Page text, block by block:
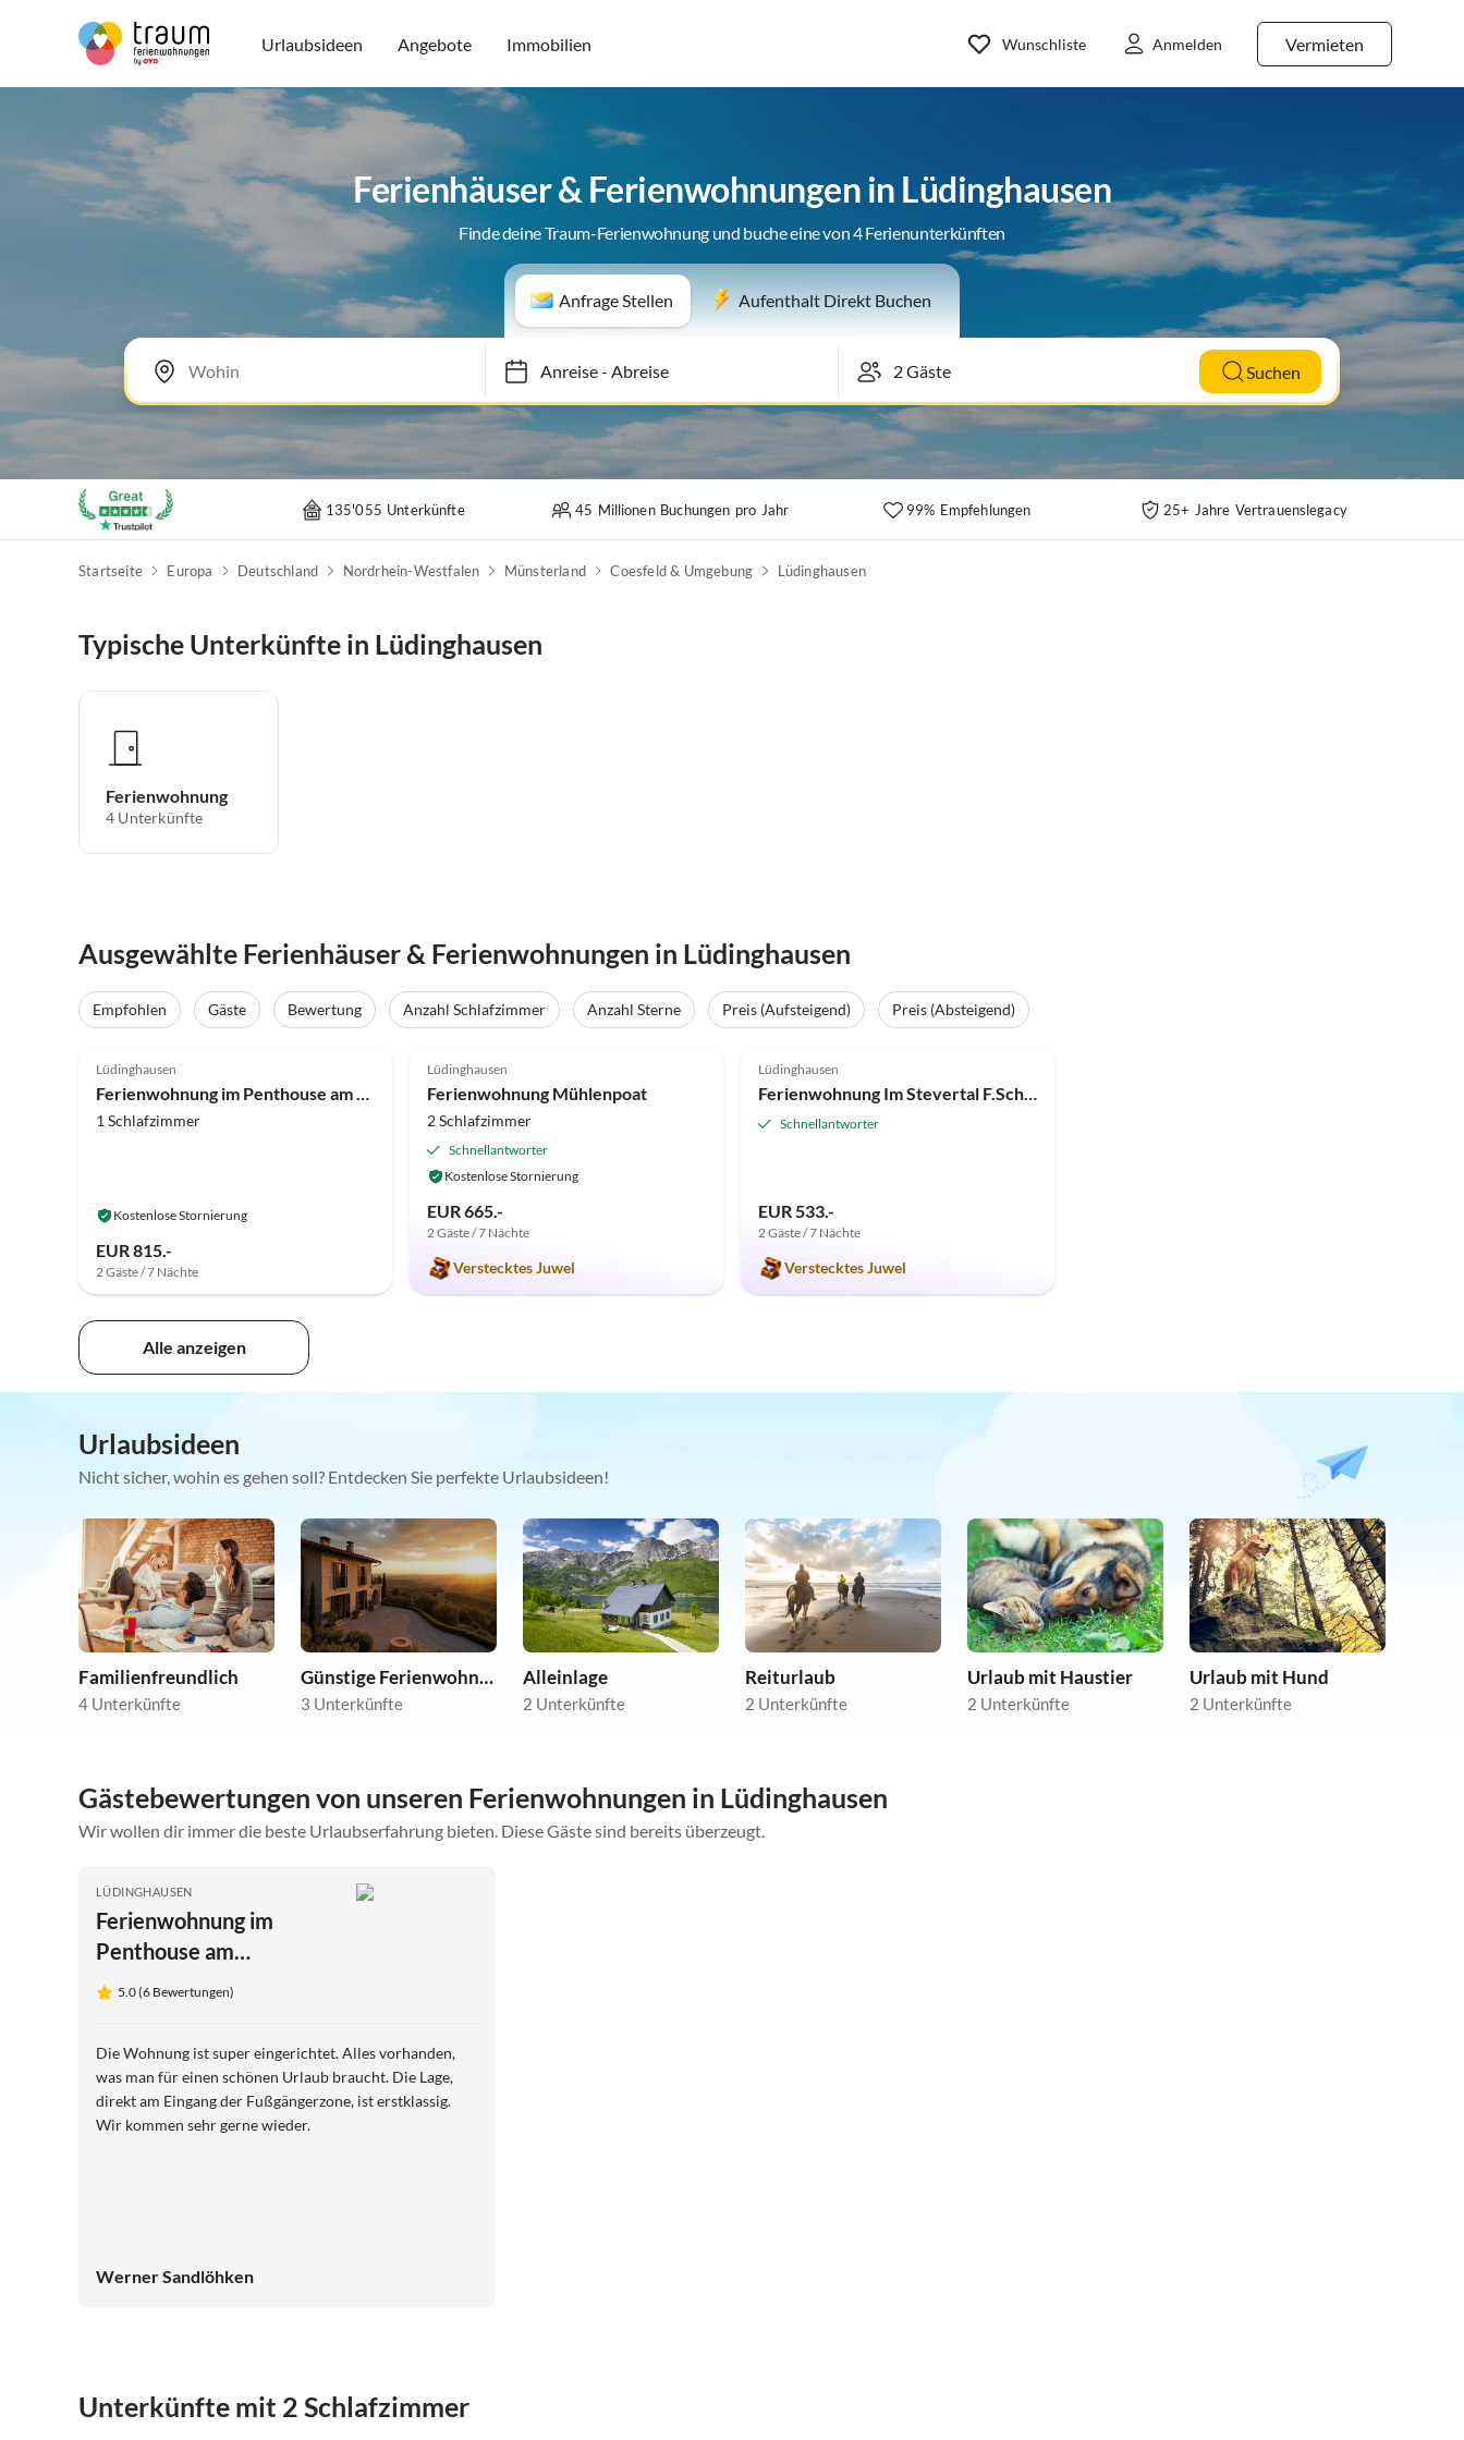
Urlaubsideen Angebote Immobilien Vermieten
Wunschliste Anmelden
Ferienhäuser & Ferienwohnungen in Lüdinghausen
Finde deine Traum-Ferienwohnung und buche eine von 4 Ferienunterkünften
Anfrage Stellen Aufenthalt Direkt Buchen
Anreise-Abreise Suchen
135'055 Unterkünfte 45 Millionen Buchungen pro Jahr 99% Empfehlungen 25+ Jahre Vertrauenslegacy
Startseite Europa Deutschland Nordrhein-Westfalen Münsterland Coesfeld & Umgebung Lüdinghausen
Typische Unterkünfte in Lüdinghausen
Ferienwohnung
4 Unterkünfte
Ausgewählte Ferienhäuser & Ferienwohnungen in Lüdinghausen
Empfohlen Gäste Bewertung Anzahl Schlafzimmer Anzahl Sterne Preis (Aufsteigend) Preis (Absteigend)
Auszeichnung 2025
Top-Inserat
Lüdinghausen
Ferienwohnung im Penthouse am Wolfsberg
1 Schlafzimmer
Kostenlose Stornierung
EUR 815.-
2 Gäste / 7 Nächte
Lüdinghausen
Ferienwohnung Mühlenpoat
2 Schlafzimmer
Schnellantworter
Kostenlose Stornierung
EUR 665.-
2 Gäste / 7 Nächte
Verstecktes Juwel
Lüdinghausen
Ferienwohnung Im Stevertal F.Schippke
Schnellantworter
EUR 533.-
2 Gäste / 7 Nächte
Verstecktes Juwel
Alle anzeigen
Urlaubsideen
Nicht sicher, wohin es gehen soll? Entdecken Sie perfekte Urlaubsideen!
Familienfreundlich
4 Unterkünfte
Günstige Ferienwohnungen
3 Unterkünfte
Alleinlage
2 Unterkünfte
Reiturlaub
2 Unterkünfte
Urlaub mit Haustier
2 Unterkünfte
Urlaub mit Hund
2 Unterkünfte
Gästebewertungen von unseren Ferienwohnungen in Lüdinghausen
Wir wollen dir immer die beste Urlaubserfahrung bieten. Diese Gäste sind bereits überzeugt.
LÜDINGHAUSEN
Ferienwohnung im
Penthouse am
Wolfsberg
5.0 (6 Bewertungen)
Die Wohnung ist super eingerichtet. Alles vorhanden,
was man für einen schönen Urlaub braucht. Die Lage,
direkt am Eingang der Fußgängerzone, ist erstklassig.
Wir kommen sehr gerne wieder.
Werner Sandlöhken
Unterkünfte mit 2 Schlafzimmer